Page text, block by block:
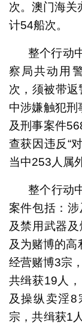
次。澳门海关
计54船次。
整个行动
察局共动用
次，须被带
中涉嫌触犯
及刑事案件
查获因违反“
当中253人属
整个行动
案件包括：
及禁用武器
及为赌博的高
经营赌博3宗
共缉获19人
及操纵卖淫8
宗，共缉获1